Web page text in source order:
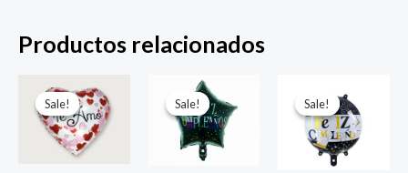
Productos relacionados
Sale!
Sale!precio
original
era:
$ 4.000.
Sale!
Sale!
El
precio
original
era:
$ 4.000.
Sale!
Sale!precio
original
era:
$ 4.000.